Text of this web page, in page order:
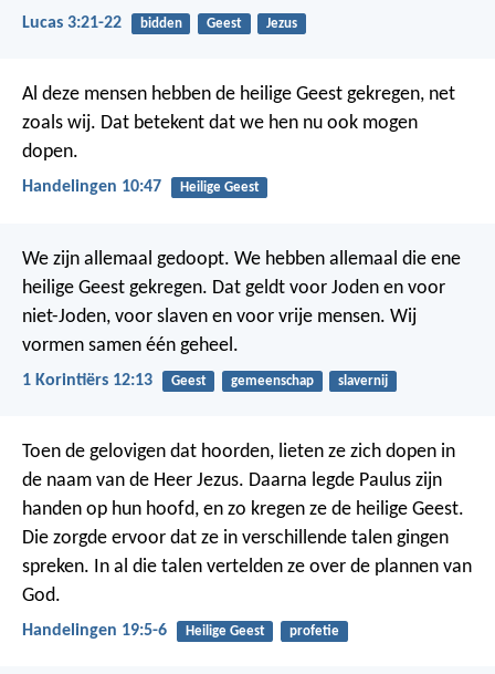
Lucas 3:21-22 bidden Geest Jezus
Al deze mensen hebben de heilige Geest gekregen, net
zoals wij. Dat betekent dat we hen nu ook mogen
dopen.
Handelingen 10:47 Heilige Geest
We zijn allemaal gedoopt. We hebben allemaal die ene
heilige Geest gekregen. Dat geldt voor Joden en voor
niet-Joden, voor slaven en voor vrije mensen. Wij
vormen samen één geheel.
1 Korintiërs 12:13 Geest gemeenschap slavernij
Toen de gelovigen dat hoorden, lieten ze zich dopen in
de naam van de Heer Jezus. Daarna legde Paulus zijn
handen op hun hoofd, en zo kregen ze de heilige Geest.
Die zorgde ervoor dat ze in verschillende talen gingen
spreken. In al die talen vertelden ze over de plannen van
God.
Handelingen 19:5-6 Heilige Geest profetie